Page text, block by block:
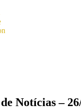
Notícias –